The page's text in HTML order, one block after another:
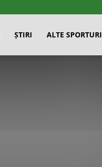
ȘTIRI ALTE SPORTURI